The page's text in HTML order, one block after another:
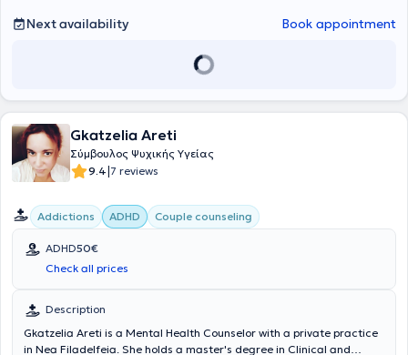
Next availability
Book appointment
Gkatzelia Areti
Σύμβουλος Ψυχικής Υγείας
9.4|7 reviews
Addictions ADHD Couple counseling
ADHD50€
Check all prices
Description
Gkatzelia Areti is a Mental Health Counselor with a private practice
in Nea Filadelfeia. She holds a master's degree in Clinical and